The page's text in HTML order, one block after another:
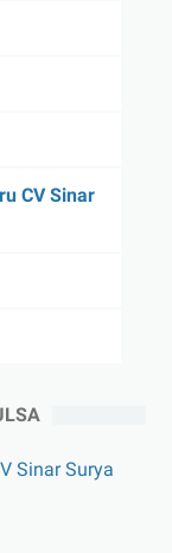
CV Sinar
Sinar Surya